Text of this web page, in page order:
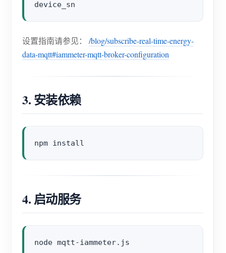
设置指南请参见： /blog/subscribe-real-time-energy-
data-mqtt#iammeter-mqtt-broker-configuration
3. 安装依赖
4. 启动服务